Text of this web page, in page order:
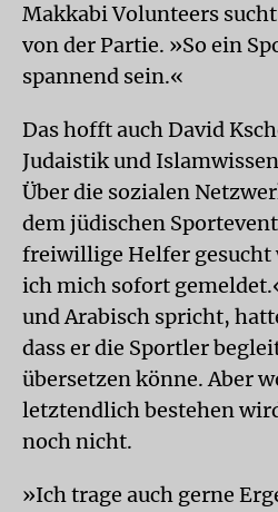
Makkabi Volunteers
von der Partie. »So ein
spannend sein.«
Das hofft auch David
Judaistik und
Über die sozialen
dem jüdischen
freiwillige Helfer gesucht
ich mich sofort
und Arabisch spricht,
dass er die Sportler
übersetzen könne. Aber
letztendlich bestehen
noch nicht.
»Ich trage auch gerne